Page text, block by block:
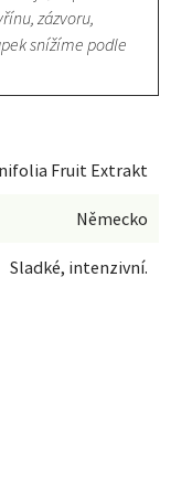
zázvoru,
snížíme podle
Fruit Extrakt
Německo
Sladké, intenzivní.